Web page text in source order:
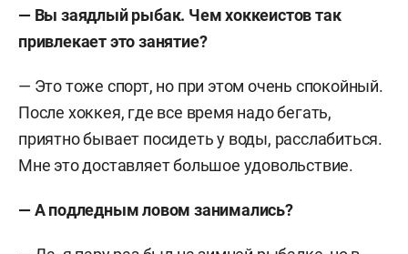
— Вы заядлый рыбак. Чем хоккеистов так
привлекает это занятие?
— Это тоже спорт, но при этом очень спокойный.
После хоккея, где все время надо бегать,
приятно бывает посидеть у воды, расслабиться.
Мне это доставляет большое удовольствие.
— А подледнымловом занимались?